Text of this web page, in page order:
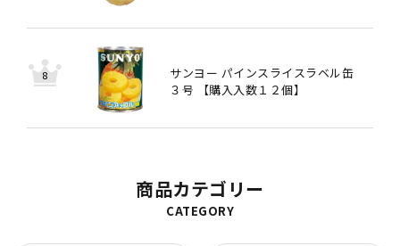
サンヨー パインスライスラベル缶
３号 【購入入数１２個】
商品カテゴリー
CATEGORY